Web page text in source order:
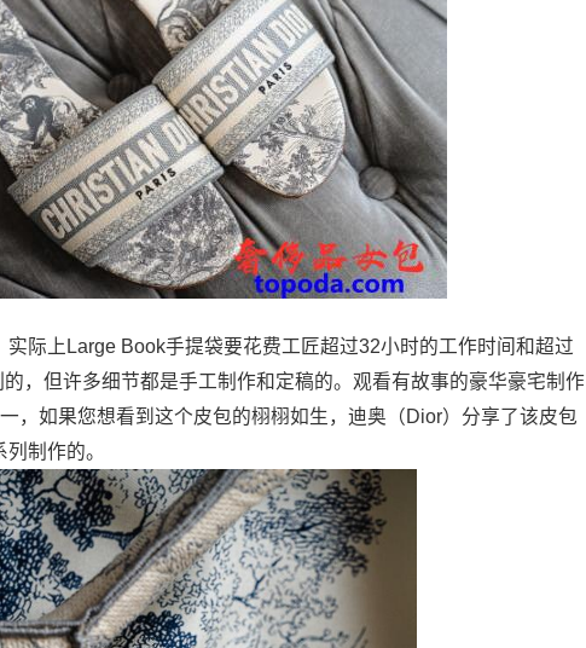
际上Large Book手提袋要花费工匠超过32小时的工作时间和超过
，但许多细节都是手工制作和定稿的。观看有故事的豪华豪宅制作
，如果您想看到这个皮包的栩栩如生，迪奥（Dior）分享了该皮包
制作的。